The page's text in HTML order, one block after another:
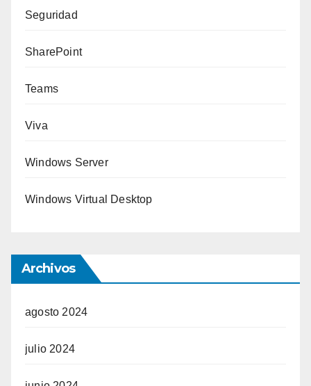
Seguridad
SharePoint
Teams
Viva
Windows Server
Windows Virtual Desktop
Archivos
agosto 2024
julio 2024